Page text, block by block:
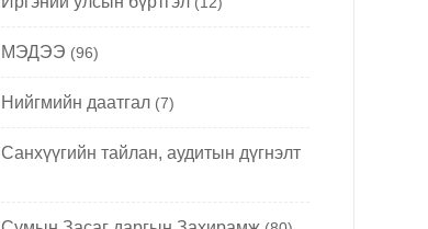
МЭДЭЭ (96)
Нийгмийн даатгал(7)
Санхүүгийн тайлан, аудитын дүгнэлт